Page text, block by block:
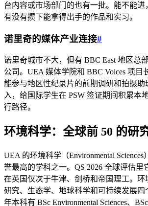
台内容或市场部门的也有一批。能不能进
有没有攒下能拿得出手的作品和实习。
诺里奇的媒体产业连接#
诺里奇城市不大，但有 BBC East 地区总
公司。UEA 媒体学院和 BBC Voices 项目
能参与地区性纪录片的前期调研和拍摄
入，给国际学生在 PSW 签证期间积累本
行路径。
环境科学：全球前 50 的研
UEA 的环境科学（Environmental
誉最高的学科之一。QS 2026 全球评估里
在英国仅次于牛津、剑桥和帝国理工。环
研究、生态学、地球科学和可持续发展四
年本科有 BSc Environmental Sciences、BSc